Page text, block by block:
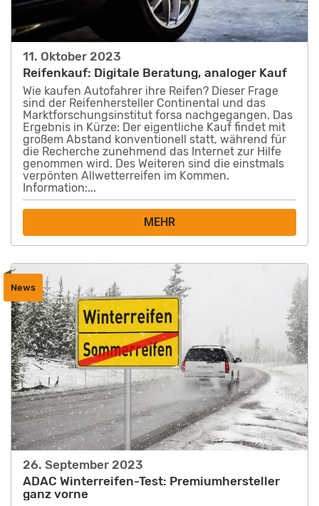
11. Oktober 2023
Reifenkauf: Digitale Beratung, analoger Kauf
Wie kaufen Autofahrer ihre Reifen? Dieser Frage
sind der Reifenhersteller Continental und das
Marktforschungsinstitut forsa nachgegangen. Das
Ergebnis in Kürze: Der eigentliche Kauf findet mit
großem Abstand konventionell statt, während für
die Recherche zunehmend das Internet zur Hilfe
genommen wird. Des Weiteren sind die einstmals
verpönten Allwetterreifen im Kommen.
Information:...
MEHR
26. September 2023
ADAC Winterreifen-Test: Premiumhersteller
ganz vorne
News